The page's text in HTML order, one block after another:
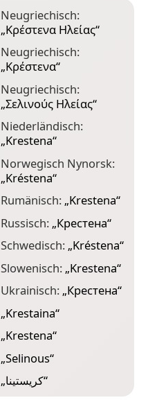
Neugriechisch:
„Κρέστενα Ηλείας“
Neugriechisch:
„Κρέστενα“
Neugriechisch:
„Σελινούς Ηλείας“
Niederländisch:
„Krestena“
Norwegisch Nynorsk:
„Kréstena“
Rumänisch: „Krestena“
Russisch: „Крестена“
Schwedisch: „Kréstena“
Slowenisch: „Krestena“
Ukrainisch: „Крестена“
„Krestaina“
„Krestena“
„Selinous“
„كريستينا“